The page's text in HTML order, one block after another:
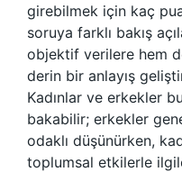
girebilmek için kaç
soruya farklı bakış
objektif verilere hem
derin bir anlayış
Kadınlar ve erkekler
bakabilir; erkekler
odaklı düşünürken,
toplumsal etkilerle